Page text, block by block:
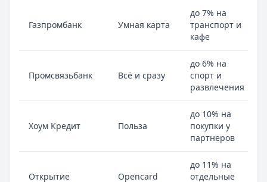
Газпромбанк Умная карта
до 7% на
транспорт и
кафе
Промсвязьбанк Всё и сразу
до 6% на
спорт и
развлечения
Хоум Кредит Польза
до 10% на
покупки у
партнеров
Открытие Opencard
до 11% на
отдельные